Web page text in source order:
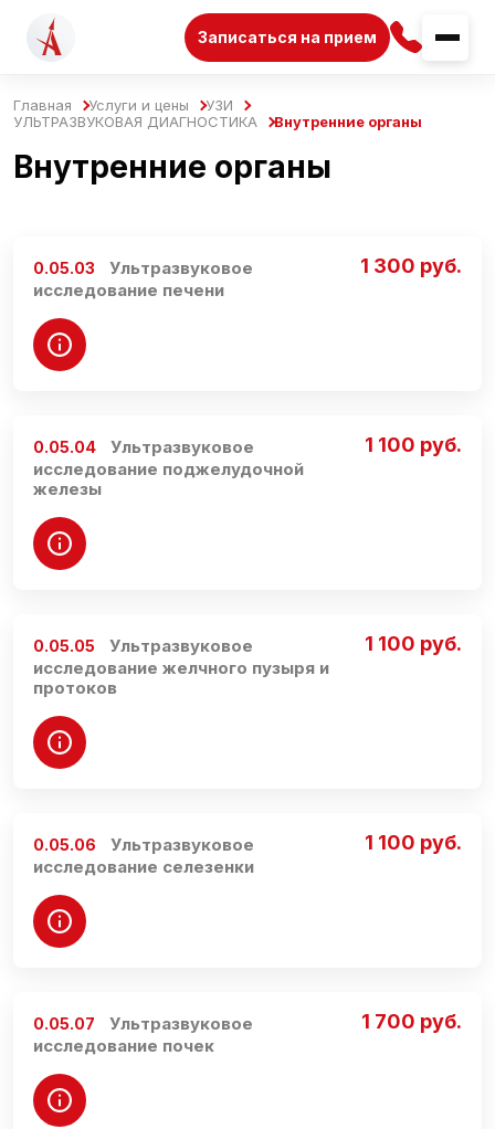
Записаться на прием
Главная Услуги и цены
УЗИ
УЛЬТРАЗВУКОВАЯ ДИАГНОСТИКА
Внутренние органы
Внутренние органы
0.05.03
Ультразвуковое
исследование печени
1 300 руб.
0.05.04
Ультразвуковое
исследование поджелудочной
железы
1 100 руб.
0.05.05
Ультразвуковое
исследование желчного пузыря и
протоков
1 100 руб.
0.05.06
Ультразвуковое
исследование селезенки
1 100 руб.
0.05.07
Ультразвуковое
исследование почек
1 700 руб.